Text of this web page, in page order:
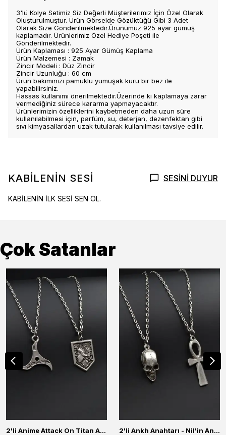
3'lü Kolye Setimiz Siz Değerli Müşterilerimiz İçin Özel Olarak
Oluşturulmuştur. Ürün Görselde Gözüktüğü Gibi 3 Adet
Olarak Size Gönderilmektedir.Ürünümüz 925 ayar gümüş
kaplamadır. Ürünlerimiz Özel Hediye Poşeti ile
Gönderilmektedir.
Ürün Kaplaması : 925 Ayar Gümüş Kaplama
Ürün Malzemesi : Zamak
Zincir Modeli : Düz Zincir
Zincir Uzunluğu : 60 cm
Ürün bakımınızı pamuklu yumuşak kuru bir bez ile
yapabilirsiniz.
Hassas kullanımı önerilmektedir.Üzerinde ki kaplamaya zarar
vermediğiniz sürece kararma yapmayacaktır.
Ürünlerimizin özelliklerini kaybetmeden daha uzun süre
kullanılabilmesi için, parfüm, su, deterjan, dezenfektan gibi
sıvı kimyasallardan uzak tutularak kullanılması tavsiye edilir.
KABİLENİN SESİ SESİNİ DUYUR
KABİLENİN İLK SESİ SEN OL.
Çok Satanlar
2'li Anime Attack On Titan Acrylic Maria Anime Naruto Erkek Kadın Kolye Seti 2'li Ankh Anahtarı - Nil'in Anahtarı - Kuru Kafa Erkek Kadın Kolye Seti